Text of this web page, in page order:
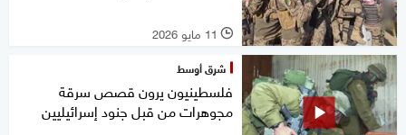
l 11 مايو 2026
شرق أوسط
فلسطينيون يرون قصص سرقة
مجوهرات من قبل جنود إسرائيليين